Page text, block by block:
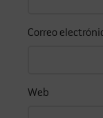
Correo
Web